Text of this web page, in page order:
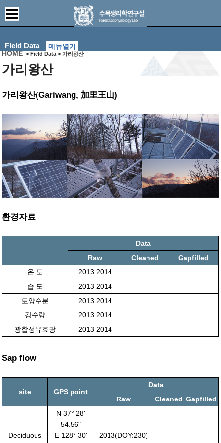
Field Data
메뉴열기
HOME > Field Data > 가리왕산
가리왕산
가리왕산(Gariwang, 加里王山)
환경자료
Data
Raw
Cleaned
Gapfilled
온 도
2013 2014
습 도
2013 2014
토양수분
2013 2014
강수량
2013 2014
광합성유효광
2013 2014
Sap flow
site GPS point
Data
Raw
Cleaned Gapfilled
Deciduous
N 37° 28'
54.56"
E 128° 30'
2013(DOY:230)